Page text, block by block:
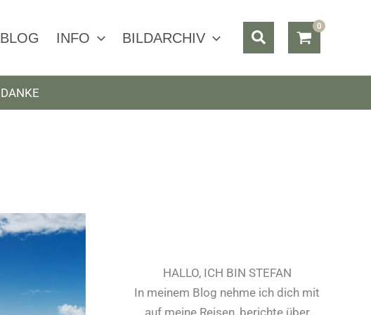
BLOG INFO BILDARCHIV Suchen
HALLO, ICH BIN STEFAN
In meinem Blog nehme ich dich mit
auf meine Reisen, berichte über